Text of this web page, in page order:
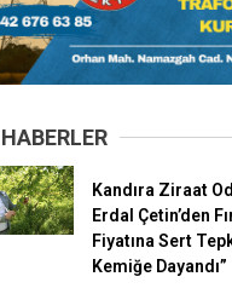
Kandıra Ziraat
Erdal Çetin’den
Fiyatına Sert
Kemiğe Dayandı”